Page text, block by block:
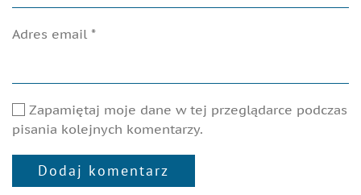
Adres email *
Zapamiętaj moje dane w tej przeglądarce podczas
pisania kolejnych komentarzy.
Dodaj komentarz